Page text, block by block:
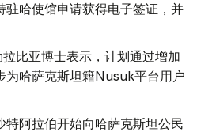
驻哈使馆申请获得电子签证，并
拉比亚博士表示，计划通过增加
为哈萨克斯坦籍Nusuk平台用户
阿拉伯开始向哈萨克斯坦公民